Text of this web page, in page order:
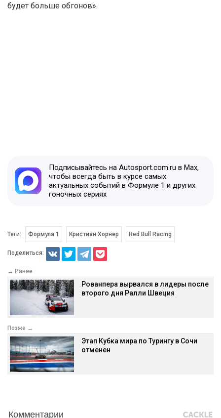
будет больше обгонов».
Подписывайтесь на Autosport.com.ru в Max,
чтобы всегда быть в курсе самых
актуальных событий в Формуле 1 и других
гоночных сериях
Теги: Формула 1 Кристиан Хорнер Red Bull Racing
Поделиться:
← Ранее
Рованпера вырвался в лидеры после
второго дня Ралли Швеция
Позже →
Этап Кубка мира по Турингу в Сочи
отменен
Комментарии